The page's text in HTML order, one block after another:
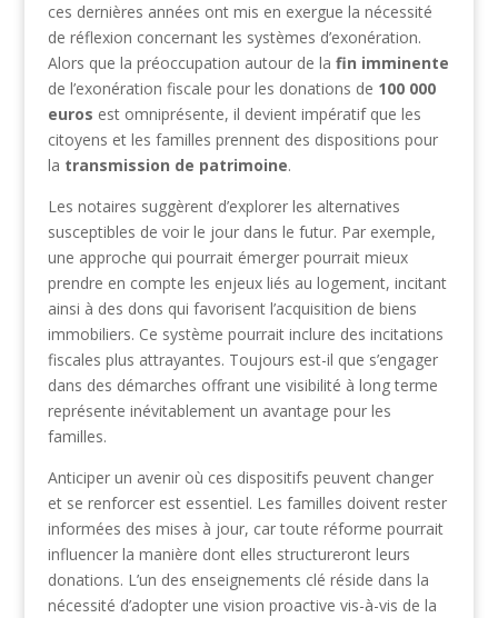
ces dernières années ont mis en exergue la nécessité
de réflexion concernant les systèmes d’exonération.
Alors que la préoccupation autour de la fin imminente
de l’exonération fiscale pour les donations de 100 000
euros est omniprésente, il devient impératif que les
citoyens et les familles prennent des dispositions pour
la transmission de patrimoine.
Les notaires suggèrent d’explorer les alternatives
susceptibles de voir le jour dans le futur. Par exemple,
une approche qui pourrait émerger pourrait mieux
prendre en compte les enjeux liés au logement, incitant
ainsi à des dons qui favorisent l’acquisition de biens
immobiliers. Ce système pourrait inclure des incitations
fiscales plus attrayantes. Toujours est-il que s’engager
dans des démarches offrant une visibilité à long terme
représente inévitablement un avantage pour les
familles.
Anticiper un avenir où ces dispositifs peuvent changer
et se renforcer est essentiel. Les familles doivent rester
informées des mises à jour, car toute réforme pourrait
influencer la manière dont elles structureront leurs
donations. L’un des enseignements clé réside dans la
nécessité d’adopter une vision proactive vis-à-vis de la